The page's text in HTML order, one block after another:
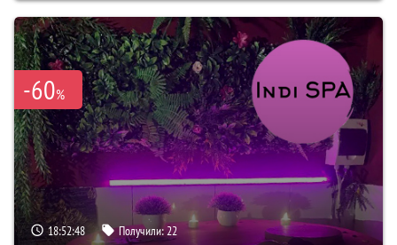
-60%
18:52:47 Получили:22